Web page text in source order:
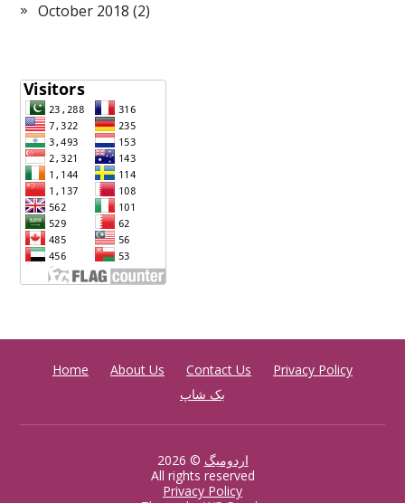
October 2018 (2)
Home About Us Contact Us
Privacy Policy
بک شاپ
اردومیگ © 2026
All rights reserved
Privacy Policy